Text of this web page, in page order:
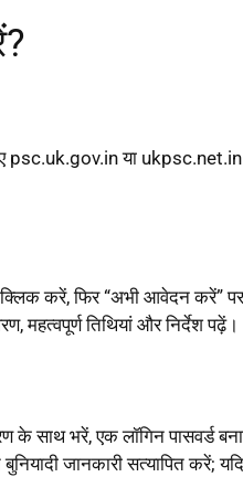
psc.uk.gov.in या
करें, फिर “अभी आवेदन करें” पर
महत्वपूर्ण तिथियां और निर्देश पढ़ें।
के साथ भरें, एक लॉगिन पासवर्ड
जानकारी सत्यापित करें;